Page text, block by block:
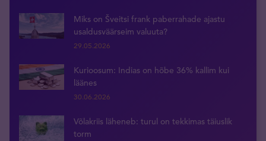
Miks on Šveitsi frank paberrahade ajastu
usaldusväärseim valuuta?
29.05.2026
Kurioosum: Indias on hõbe 36% kallim kui
läänes
30.06.2026
Võlakriis läheneb: turul on tekkimas täiuslik
torm